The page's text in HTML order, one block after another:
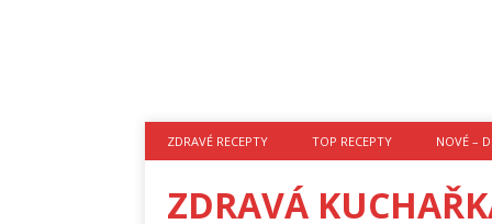
ZDRAVÉ RECEPTY TOP RECEPTY NOVÉ –
ZDRAVÁ